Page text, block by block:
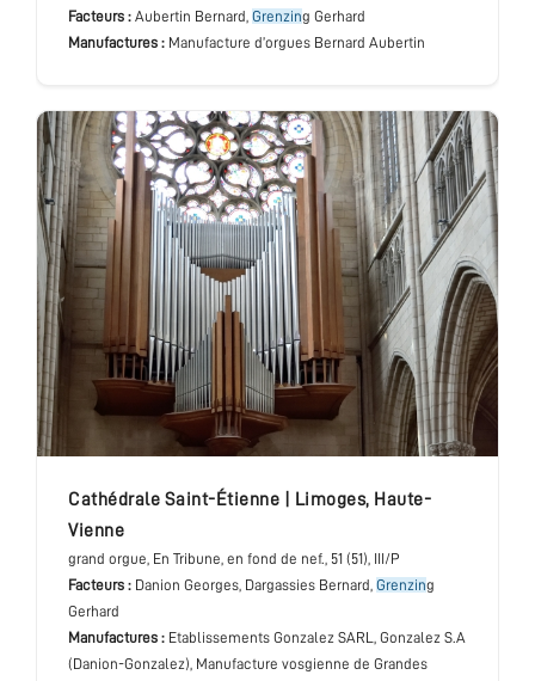
Facteurs : Aubertin Bernard, Grenzing Gerhard
Manufactures : Manufacture d’orgues Bernard Aubertin
cathédrale Saint-Étienne Limoges, Haute-
Vienne
grand orgue, En Tribune, en fond de nef., 51 (51), III/P
Facteurs : Danion Georges, Dargassies Bernard, Grenzing
Gerhard
Manufactures : Etablissements Gonzalez SARL, Gonzalez S.A
(Danion-Gonzalez), Manufacture vosgienne de Grandes